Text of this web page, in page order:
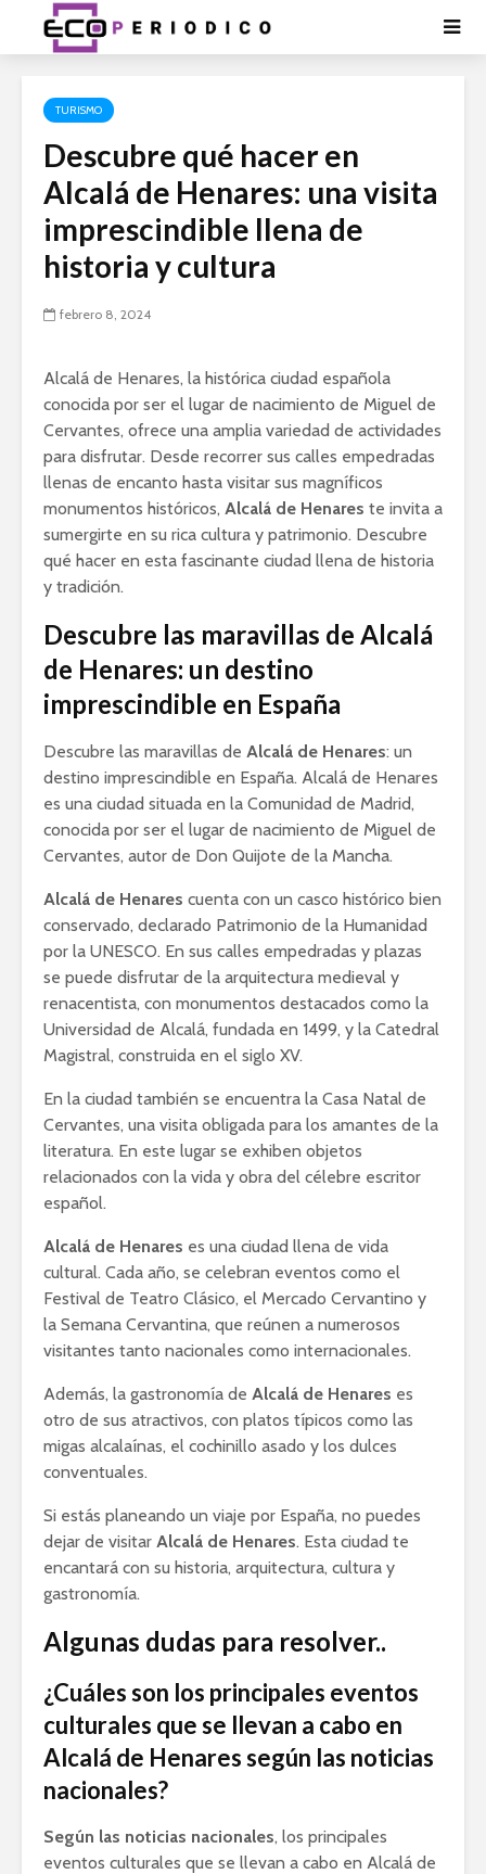
TURISMO
Descubre qué hacer en
Alcalá de Henares: una visita
imprescindible llena de
historia y cultura
febrero 8, 2024
Alcalá de Henares, la histórica ciudad española
conocida por ser el lugar de nacimiento de Miguel de
Cervantes, ofrece una amplia variedad de actividades
para disfrutar. Desde recorrer sus calles empedradas
llenas de encanto hasta visitar sus magníficos
monumentos históricos, Alcalá de Henares te invita a
sumergirte en su rica cultura y patrimonio. Descubre
qué hacer en esta fascinante ciudad llena de historia
y tradición.
Descubre las maravillas de Alcalá
de Henares: un destino
imprescindible en España
Descubre las maravillas de Alcalá de Henares: un
destino imprescindible en España. Alcalá de Henares
es una ciudad situada en la Comunidad de Madrid,
conocida por ser el lugar de nacimiento de Miguel de
Cervantes, autor de Don Quijote de la Mancha.
Alcalá de Henares cuenta con un casco histórico bien
conservado, declarado Patrimonio de la Humanidad
por la UNESCO. En sus calles empedradas y plazas
se puede disfrutar de la arquitectura medieval y
renacentista, con monumentos destacados como la
Universidad de Alcalá, fundada en 1499, y la Catedral
Magistral, construida en el siglo XV.
En la ciudad también se encuentra la Casa Natal de
Cervantes, una visita obligada para los amantes de la
literatura. En este lugar se exhiben objetos
relacionados con la vida y obra del célebre escritor
español.
Alcalá de Henares es una ciudad llena de vida
cultural. Cada año, se celebran eventos como el
Festival de Teatro Clásico, el Mercado Cervantino y
la Semana Cervantina, que reúnen a numerosos
visitantes tanto nacionales como internacionales.
Además, la gastronomía de Alcalá de Henares es
otro de sus atractivos, con platos típicos como las
migas alcalaínas, el cochinillo asado y los dulces
conventuales.
Si estás planeando un viaje por España, no puedes
dejar de visitar Alcalá de Henares. Esta ciudad te
encantará con su historia, arquitectura, cultura y
gastronomía.
Algunas dudas para resolver..
¿Cuáles son los principales eventos
culturales que se llevan a cabo en
Alcalá de Henares según las noticias
nacionales?
Según las noticias nacionales, los principales
eventos culturales que se llevan a cabo en Alcalá de